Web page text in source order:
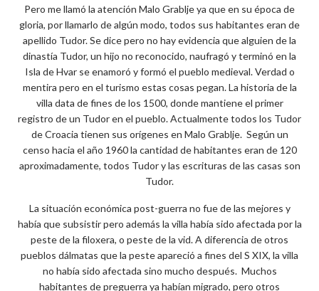
Pero me llamó la atención Malo Grablje ya que en su época de
gloria, por llamarlo de algún modo, todos sus habitantes eran de
apellido Tudor. Se dice pero no hay evidencia que alguien de la
dinastía Tudor, un hijo no reconocido, naufragó y terminó en la
Isla de Hvar se enamoró y formó el pueblo medieval. Verdad o
mentira pero en el turismo estas cosas pegan. La historia de la
villa data de fines de los 1500, donde mantiene el primer
registro de un Tudor en el pueblo. Actualmente todos los Tudor
de Croacia tienen sus orígenes en Malo Grablje. Según un
censo hacia el año 1960 la cantidad de habitantes eran de 120
aproximadamente, todos Tudor y las escrituras de las casas son
Tudor.
La situación económica post-guerra no fue de las mejores y
había que subsistir pero además la villa había sido afectada por la
peste de la filoxera, o peste de la vid. A diferencia de otros
pueblos dálmatas que la peste apareció a fines del S XIX, la villa
no había sido afectada sino mucho después. Muchos
habitantes de preguerra ya habían migrado, pero otros